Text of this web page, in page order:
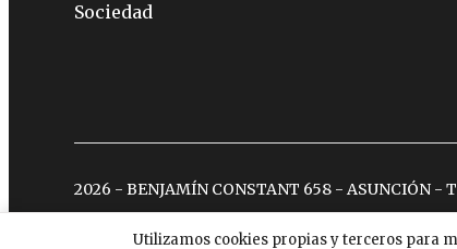
Utilizamos cookies propias y terceros para
Sociedad
2026 - BENJAMÍN CONSTANT 658 - ASUNCIÓN -